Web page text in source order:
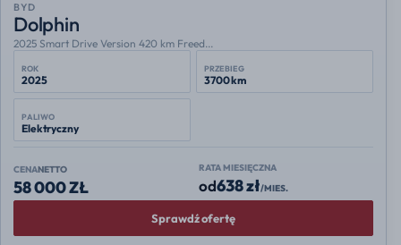
BYD
Dolphin
2025 Smart Drive Version 420 km Freed...
ROK
2025
PRZEBIEG
3700 km
PALIWO
Elektryczny
CENANETTO
58 000 ZŁ
RATA MIESIĘCZNA
od638 zł/MIES.
Sprawdź ofertę